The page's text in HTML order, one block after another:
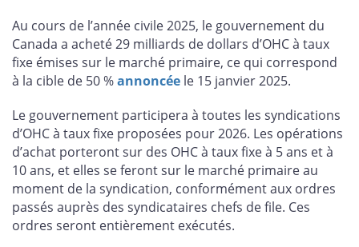
Au cours de l’année civile 2025, le gouvernement du
Canada a acheté 29 milliards de dollars d’OHC à taux
fixe émises sur le marché primaire, ce qui correspond
à la cible de 50 %annoncée le 15 janvier 2025.
Le gouvernement participera à toutes les syndications
d’OHC à taux fixe proposées pour 2026. Les opérations
d’achat porteront sur des OHC à taux fixe à 5 ans et à
10 ans, et elles se feront sur le marché primaire au
moment de la syndication, conformément aux ordres
passés auprès des syndicataires chefs de file. Ces
ordres seront entièrement exécutés.